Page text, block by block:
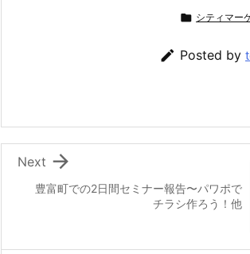
 シティマー
 Posted by
豊富町での2日間セミナー報告〜パワポで
チラシ作ろう！他

Next